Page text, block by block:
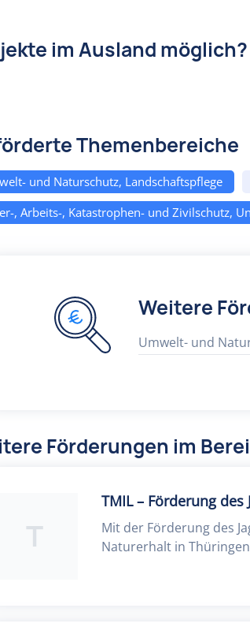
im Ausland möglich?
Themenbereiche
und Naturschutz, Landschaftspflege
, Arbeits-, Katastrophen- und Zivilschutz,
Weitere
Umwelt- und
Förderungen im
T
TMIL – Förderung des
Mit der Förderung des
Naturerhalt in